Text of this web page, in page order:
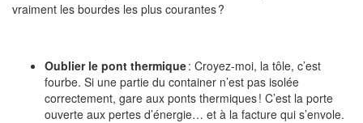
vraiment les bourdes les plus courantes ?
Oublier le pont thermique: Croyez-moi, la tôle, c’est
fourbe. Si une partie du container n’est pas isolée
correctement, gare aux ponts thermiques ! C’est la porte
ouverte aux pertes d’énergie… et à la facture qui s’envole.